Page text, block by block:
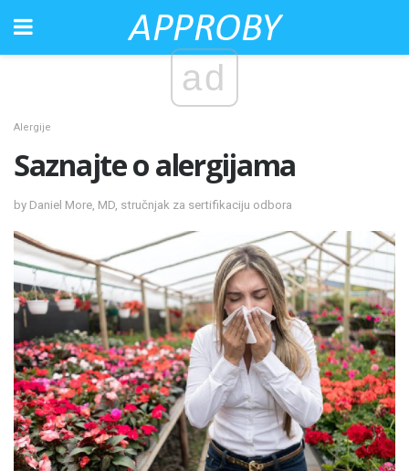
ad
Alergije
Saznajte o alergijama
by Daniel More, MD, stručnjak za sertifikaciju odbora